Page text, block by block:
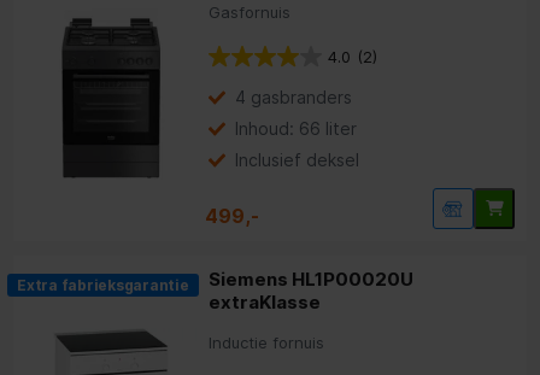
Gasfornuis
4.0 (2)
4 gasbranders
Inhoud: 66 liter
Inclusief deksel
499,-
Extra fabrieksgarantie
Siemens HL1P00020U
extraKlasse
Inductie fornuis